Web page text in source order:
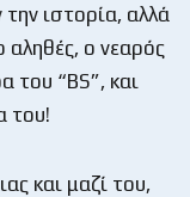
ιστορία, αλλά
αληθές, ο νεαρός
του “BS”, και
του!
και μαζί του,